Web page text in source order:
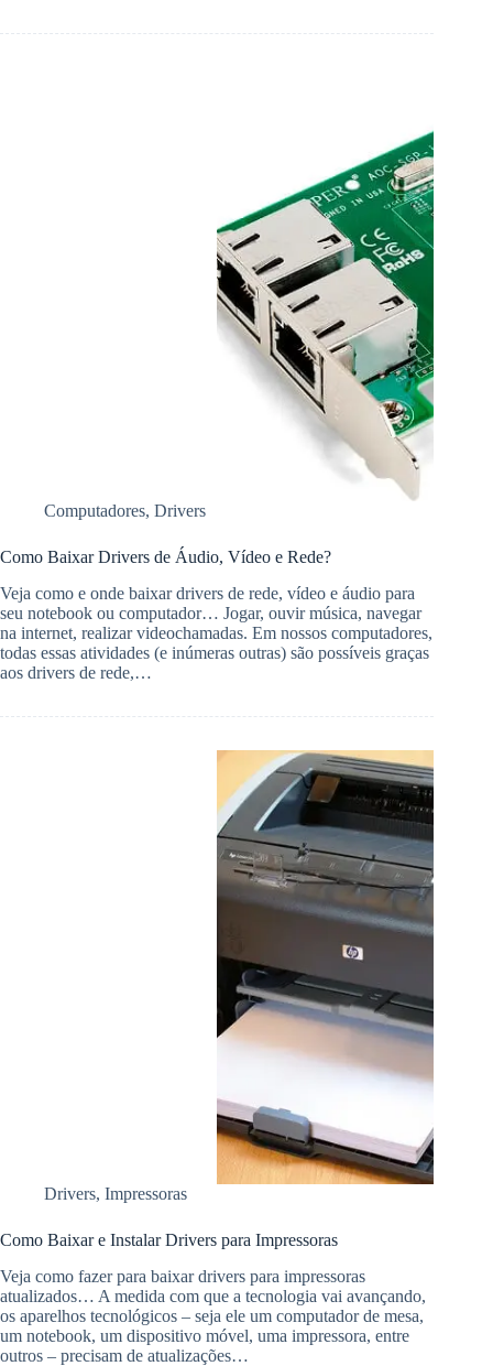
Computadores, Drivers
Como Baixar Drivers de Áudio, Vídeo e Rede?
Veja como e onde baixar drivers de rede, vídeo e áudio para
seu notebook ou computador… Jogar, ouvir música, navegar
na internet, realizar videochamadas. Em nossos computadores,
todas essas atividades (e inúmeras outras) são possíveis graças
aos drivers de rede,…
Drivers, Impressoras
Como Baixar e Instalar Drivers para Impressoras
Veja como fazer para baixar drivers para impressoras
atualizados… A medida com que a tecnologia vai avançando,
os aparelhos tecnológicos – seja ele um computador de mesa,
um notebook, um dispositivo móvel, uma impressora, entre
outros – precisam de atualizações…